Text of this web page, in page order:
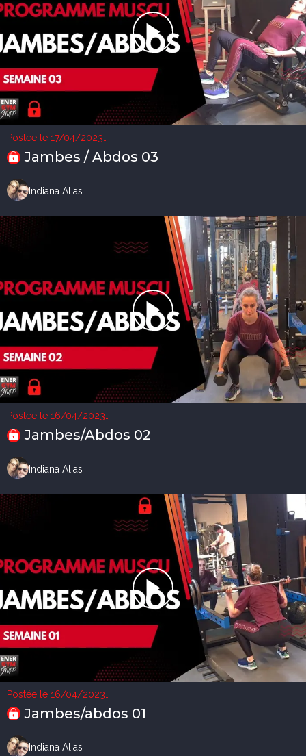
Postée le 17/04/2023
1 vueJambes / Abdos 03
Indiana Alias
Postée le 16/04/2023
3 vuesJambes/Abdos 02
Indiana Alias
Postée le 16/04/2023
2 vuesJambes/abdos 01
Indiana Alias